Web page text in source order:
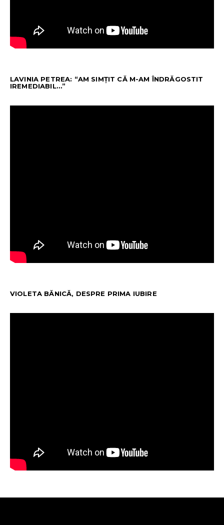
LAVINIA PETREA: “AM SIMȚIT CĂ M-AM ÎNDRĂGOSTIT
IREMEDIABIL…”
VIOLETA BĂNICĂ, DESPRE PRIMA IUBIRE